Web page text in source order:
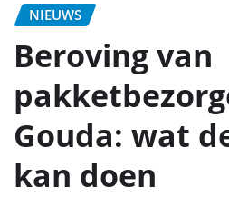
NIEUWS
Beroving van
Gouda: wat
kan doen